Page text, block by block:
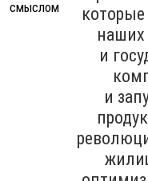
наших
и
и